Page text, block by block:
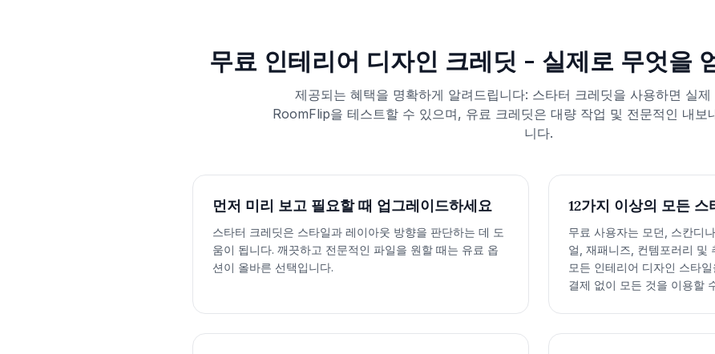
무료 인테리어 디자인 크레딧 - 실제로 무엇을
제공되는 혜택을 명확하게 알려드립니다: 스타터 크레딧을 사용하면 실제
RoomFlip을 테스트할 수 있으며, 유료 크레딧은 대량 작업 및 전문적인 내보
니다.
먼저 미리 보고 필요할 때 업그레이드하세요
스타터 크레딧은 스타일과 레이아웃 방향을 판단하는 데 도
움이 됩니다. 깨끗하고 전문적인 파일을 원할 때는 유료 옵
션이 올바른 선택입니다.
12가지 이상의 모든 스
무료 사용자는 모던, 스칸디
얼, 재패니즈, 컨템포러리 및
모든 인테리어 디자인 스타
결제 없이 모든 것을 이용할